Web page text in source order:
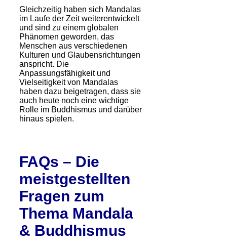
Gleichzeitig haben sich Mandalas
im Laufe der Zeit weiterentwickelt
und sind zu einem globalen
Phänomen geworden, das
Menschen aus verschiedenen
Kulturen und Glaubensrichtungen
anspricht. Die
Anpassungsfähigkeit und
Vielseitigkeit von Mandalas
haben dazu beigetragen, dass sie
auch heute noch eine wichtige
Rolle im Buddhismus und darüber
hinaus spielen.
FAQs – Die
meistgestellten
Fragen zum
Thema Mandala
& Buddhismus